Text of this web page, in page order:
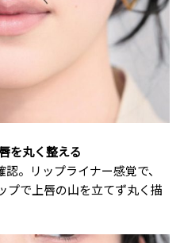
を丸く整える
。リップライナー感覚で、
プで上唇の山を立てず丸く描